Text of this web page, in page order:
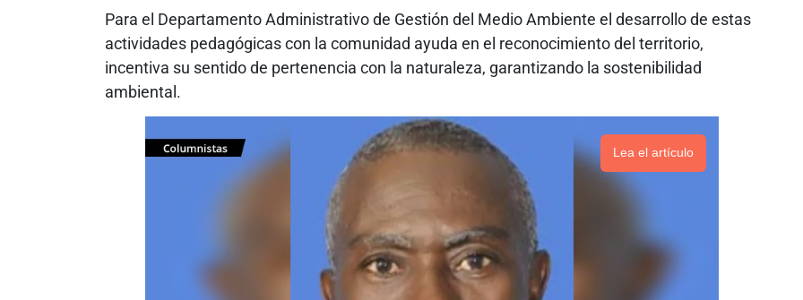
Para el Departamento Administrativo de Gestión del Medio Ambiente el desarrollo de estas
actividades pedagógicas con la comunidad ayuda en el reconocimiento del territorio,
incentiva su sentido de pertenencia con la naturaleza, garantizando la sostenibilidad
ambiental.
Lea el artículo